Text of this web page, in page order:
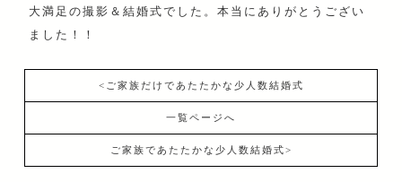
大満足の撮影＆結婚式でした。本当にありがとうござい
ました！！
<ご家族だけであたたかな少人数結婚式
一覧ページへ
ご家族であたたかな少人数結婚式>